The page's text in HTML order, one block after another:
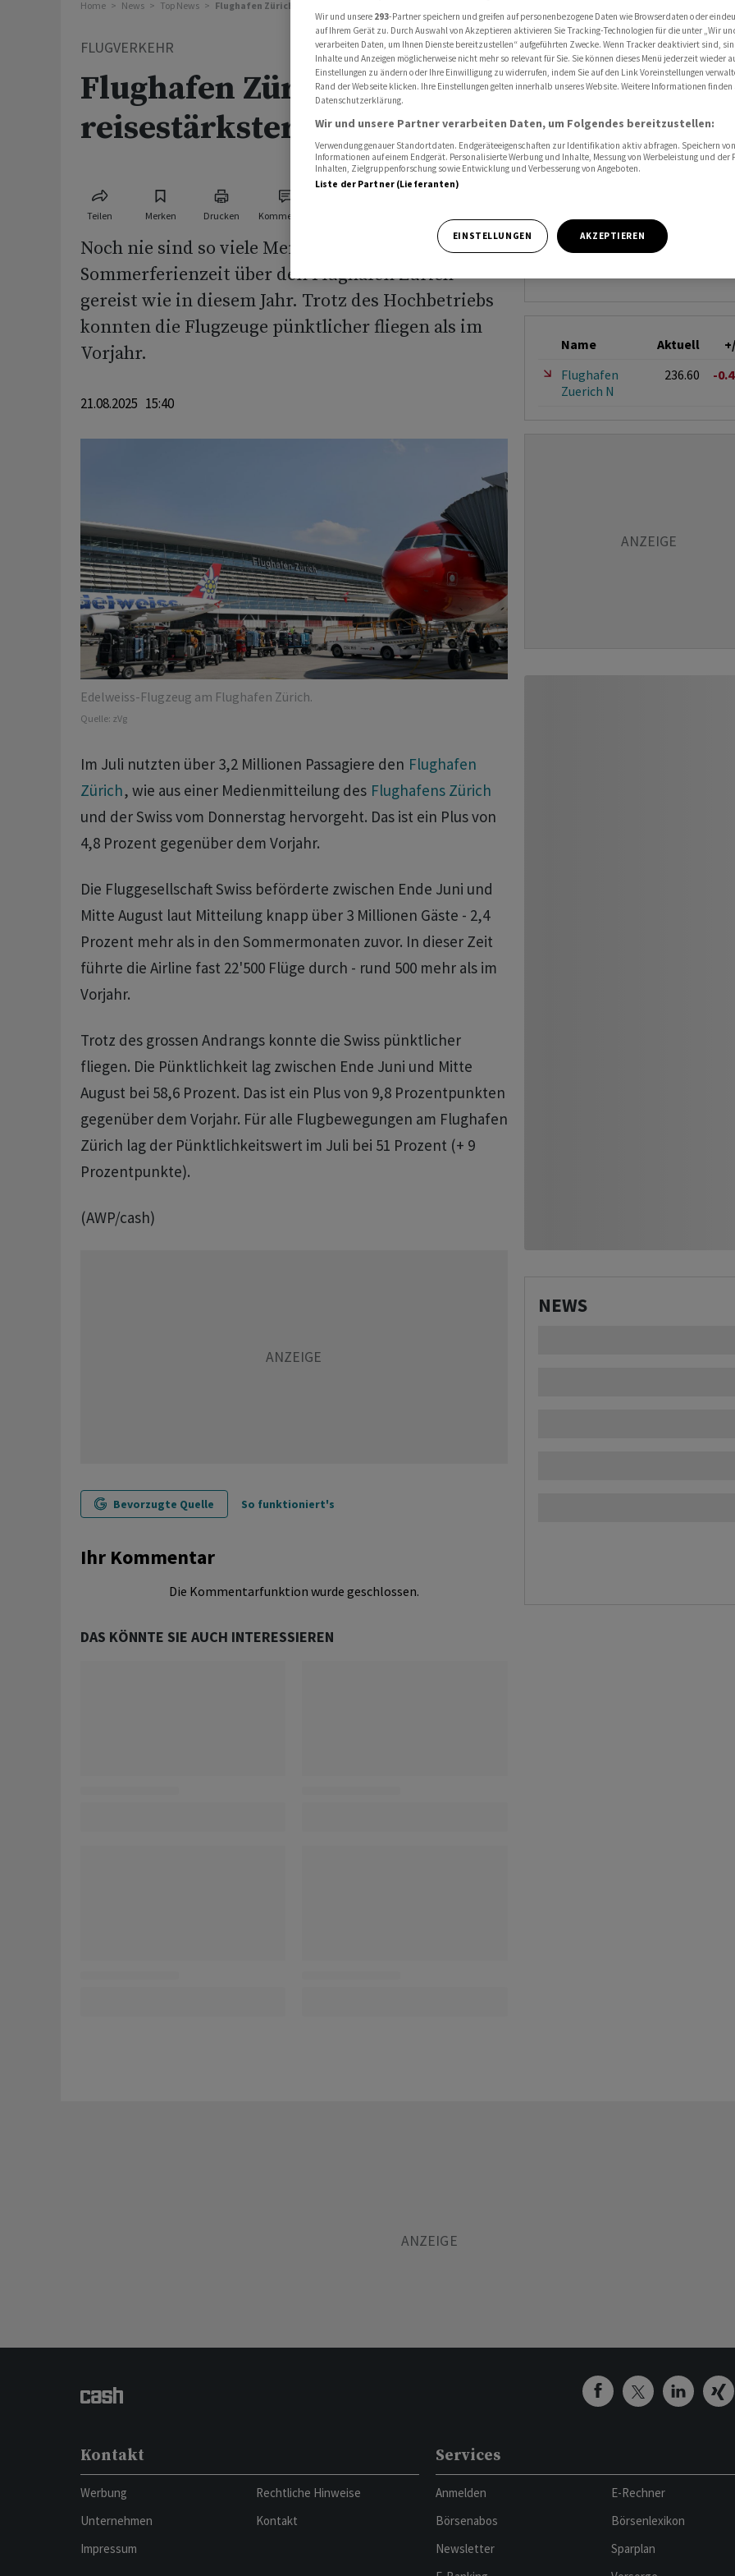
Home News Top News Flughafen Zürich: bisher reisestärkster Sommer
FLUGVERKEHR
Flughafen Zürich: bisher
reisestärkster Sommer
Teilen Merken Drucken Kommentare
Noch nie sind so viele Menschen während der
Sommerferienzeit über den Flughafen Zürich
gereist wie in diesem Jahr. Trotz des Hochbetriebs
konnten die Flugzeuge pünktlicher fliegen als im
Vorjahr.
21.08.2025 15:40
Edelweiss-Flugzeug am Flughafen Zürich.
Quelle: zVg
Im Juli nutzten über 3,2 Millionen Passagiere den Flughafen
Zürich, wie aus einer Medienmitteilung des Flughafens Zürich
und der Swiss vom Donnerstag hervorgeht. Das ist ein Plus von
4,8 Prozent gegenüber dem Vorjahr.
Die Fluggesellschaft Swiss beförderte zwischen Ende Juni und
Mitte August laut Mitteilung knapp über 3 Millionen Gäste - 2,4
Prozent mehr als in den Sommermonaten zuvor. In dieser Zeit
führte die Airline fast 22'500 Flüge durch - rund 500 mehr als im
Vorjahr.
Trotz des grossen Andrangs konnte die Swiss pünktlicher
fliegen. Die Pünktlichkeit lag zwischen Ende Juni und Mitte
August bei 58,6 Prozent. Das ist ein Plus von 9,8 Prozentpunkten
gegenüber dem Vorjahr. Für alle Flugbewegungen am Flughafen
Zürich lag der Pünktlichkeitswert im Juli bei 51 Prozent (+ 9
Prozentpunkte).
(AWP/cash)
Bevorzugte Quelle So funktioniert's
Ihr Kommentar
Die Kommentarfunktion wurde geschlossen.
DAS KÖNNTE SIE AUCH INTERESSIEREN
FLUGHAFEN ZÜRICH
Name Aktuell
Flughafen
Zuerich N
236.60 -
NEWS
Kontakt
Werbung
Unternehmen
Impressum
Rechtliche Hinweise
Kontakt
Services
Anmelden
Börsenabos
Newsletter
E-Rechner
Börsenlexikon
Sparplan
Wir und unsere 293-Partner speichern und greifen auf personenbezogene Daten wie Browserdaten oder
auf Ihrem Gerät zu. Durch Auswahl von Akzeptieren aktivieren Sie Tracking-Technologien für die unter „Wir
verarbeiten Daten, um Ihnen Dienste bereitzustellen“ aufgeführten Zwecke. Wenn Tracker deaktiviert sind,
Inhalte und Anzeigen möglicherweise nicht mehr so relevant für Sie. Sie können dieses Menü jederzeit wieder
Einstellungen zu ändern oder Ihre Einwilligung zu widerrufen, indem Sie auf den Link Voreinstellungen
Rand der Webseite klicken. Ihre Einstellungen gelten innerhalb unseres Website. Weitere Informationen finden
Datenschutzerklärung.
Wir und unsere Partner verarbeiten Daten, um Folgendes bereitzustellen:
Verwendung genauer Standortdaten. Endgeräteeigenschaften zur Identifikation aktiv abfragen. Speichern
Informationen auf einem Endgerät. Personalisierte Werbung und Inhalte, Messung von Werbeleistung und der
Inhalten, Zielgruppenforschung sowie Entwicklung und Verbesserung von Angeboten.
Liste der Partner (Lieferanten)
EINSTELLUNGEN AKZEPTIEREN